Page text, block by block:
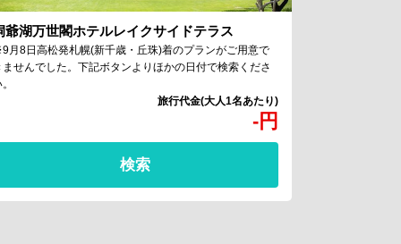
爺湖万世閣ホテルレイクサイドテラス
-円
月8日高松発札幌(新千歳・丘珠)着のプランがご用意で
ませんでした。下記ボタンよりほかの日付で検索くださ
検索